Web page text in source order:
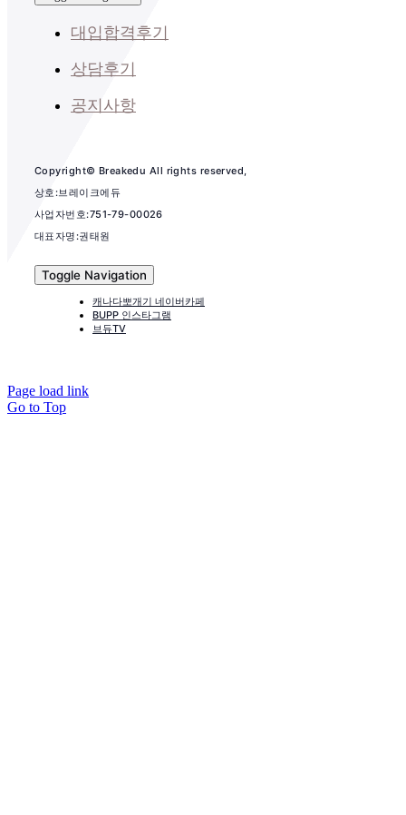
대입합격후기
상담후기
공지사항
Copyright© Breakedu All rights reserved,
상호:브레이크에듀
사업자번호:751-79-00026
대표자명:권태원
Toggle Navigation
캐나다뽀개기 네이버카페
BUPP 인스타그램
브듀TV
Page load link
Go to Top